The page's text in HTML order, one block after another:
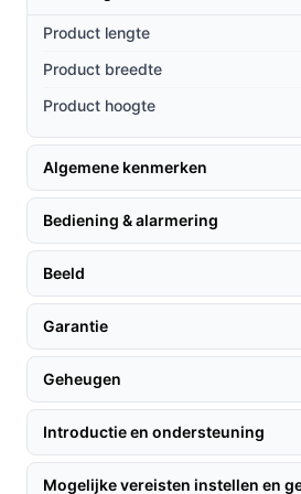
IP65 waterdichtheid:
Deze
zorgt voor een langdurig
Geen maandelijkse kosten:
opslag hoef je je geen
abonnementskosten voor
Compatibiliteit met Google
camera eenvoudig met
gebruiksgemak vergroot.
Gebruik & praktische tips
Om het meeste uit je Eufy
hier enkele tips:
Installatie & setup
1. Bevestig de camera met het
montagemateriaal op een
Product lengte
Product breedte
Product hoogte
Algemene kenmerken
Bediening & alarmering
Beeld
Garantie
Geheugen
Introductie en ondersteuning
Mogelijke vereisten instellen en